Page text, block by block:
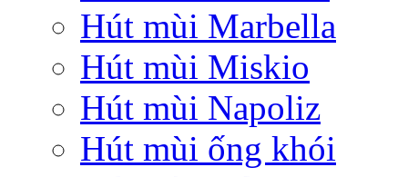
Hút mùi Marbella
Hút mùi Miskio
Hút mùi Napoliz
Hút mùi ống khói